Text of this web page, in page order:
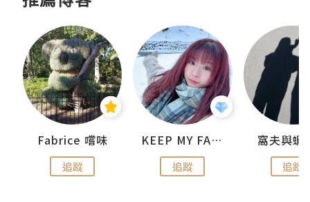
Fabrice 嚐味
追蹤
KEEP MY FAITH
追蹤
窩夫與蝦
追蹤